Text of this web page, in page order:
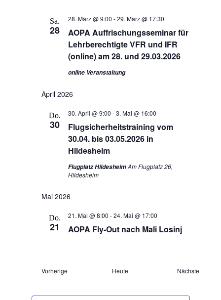
Sa.
28
AOPA Auffrischungsseminar für
Lehrberechtigte VFR und IFR
(online) am 28. und 29.03.2026
28. März @ 9:00 -29. März @ 17:30
online Veranstaltung
April 2026
Do.
30
Flugsicherheitstraining vom
30.04. bis 03.05.2026 in
Hildesheim
30. April @ 9:00 -3. Mai @ 16:00
Flugplatz HildesheimAm Flugplatz 26,
Hildesheim
Mai 2026
Do.
21 AOPA Fly-Out nach Mali Losinj
21. Mai @ 8:00 -24. Mai @ 17:00
VorherigeVeranstaltungen Heute Nächste